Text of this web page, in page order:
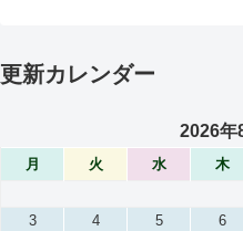
更新カレンダー
2026年
月 火 水 木
3
4 5 6